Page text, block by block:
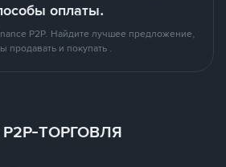
оплаты.
P2P. Найдите лучшее предложение,
продавать и покупать .
ТОРГОВЛЯ